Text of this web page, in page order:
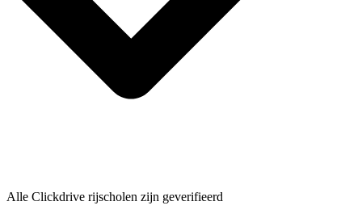
Alle Clickdrive rijscholen zijn geverifieerd